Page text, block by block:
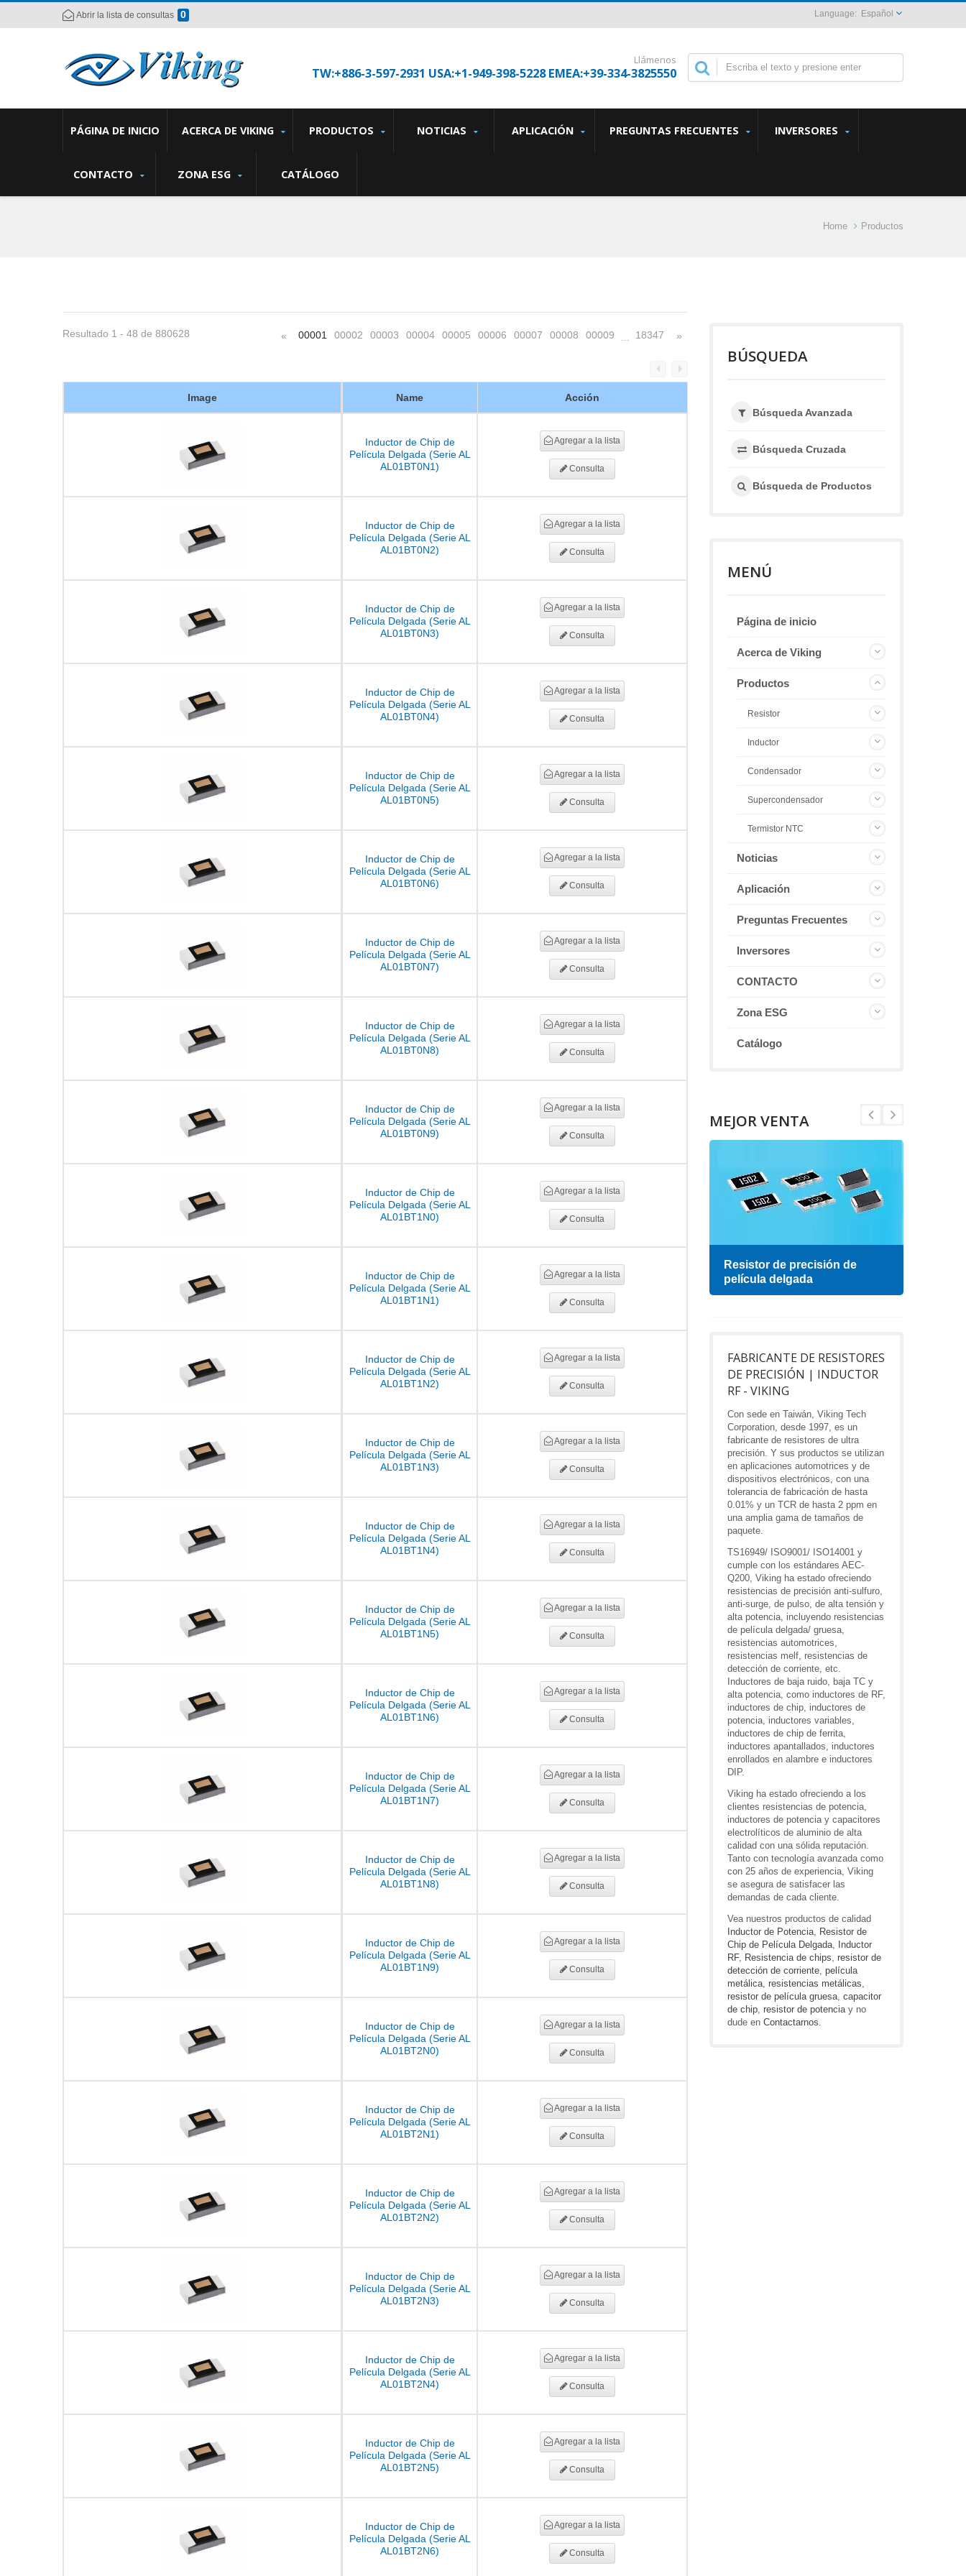
Abrir la lista de consultas 0 Español
Llámenos
TW:+886-3-597-2931 USA:+1-949-398-5228 EMEA:+39-334-3825550
PÁGINA DE INICIO ACERCA DE VIKING PRODUCTOS NOTICIAS APLICACIÓN PREGUNTAS FRECUENTES INVERSORES
CONTACTO ZONA ESG CATÁLOGO
Home Productos
Resultado 1 - 48 de 880628 « 00001 00002 00003 00004 00005 00006 00007 00008 00009 … 18347 »
Image Name Acción
Inductor de Chip de
Película Delgada (Serie AL
AL01BT0N1)
Agregar a la lista
Consulta
Inductor de Chip de
Película Delgada (Serie AL
AL01BT0N2)
Agregar a la lista
Consulta
Inductor de Chip de
Película Delgada (Serie AL
AL01BT0N3)
Agregar a la lista
Consulta
Inductor de Chip de
Película Delgada (Serie AL
AL01BT0N4)
Agregar a la lista
Consulta
Inductor de Chip de
Película Delgada (Serie AL
AL01BT0N5)
Agregar a la lista
Consulta
Inductor de Chip de
Película Delgada (Serie AL
AL01BT0N6)
Agregar a la lista
Consulta
Inductor de Chip de
Película Delgada (Serie AL
AL01BT0N7)
Agregar a la lista
Consulta
Inductor de Chip de
Película Delgada (Serie AL
AL01BT0N8)
Agregar a la lista
Consulta
Inductor de Chip de
Película Delgada (Serie AL
AL01BT0N9)
Agregar a la lista
Consulta
Inductor de Chip de
Película Delgada (Serie AL
AL01BT1N0)
Agregar a la lista
Consulta
Inductor de Chip de
Película Delgada (Serie AL
AL01BT1N1)
Agregar a la lista
Consulta
Inductor de Chip de
Película Delgada (Serie AL
AL01BT1N2)
Agregar a la lista
Consulta
Inductor de Chip de
Película Delgada (Serie AL
AL01BT1N3)
Agregar a la lista
Consulta
Inductor de Chip de
Película Delgada (Serie AL
AL01BT1N4)
Agregar a la lista
Consulta
Inductor de Chip de
Película Delgada (Serie AL
AL01BT1N5)
Agregar a la lista
Consulta
Inductor de Chip de
Película Delgada (Serie AL
AL01BT1N6)
Agregar a la lista
Consulta
Inductor de Chip de
Película Delgada (Serie AL
AL01BT1N7)
Agregar a la lista
Consulta
Inductor de Chip de
Película Delgada (Serie AL
AL01BT1N8)
Agregar a la lista
Consulta
Inductor de Chip de
Película Delgada (Serie AL
AL01BT1N9)
Agregar a la lista
Consulta
Inductor de Chip de
Película Delgada (Serie AL
AL01BT2N0)
Agregar a la lista
Consulta
Inductor de Chip de
Película Delgada (Serie AL
AL01BT2N1)
Agregar a la lista
Consulta
Inductor de Chip de
Película Delgada (Serie AL
AL01BT2N2)
Agregar a la lista
Consulta
Inductor de Chip de
Película Delgada (Serie AL
AL01BT2N3)
Agregar a la lista
Consulta
Inductor de Chip de
Película Delgada (Serie AL
AL01BT2N4)
Agregar a la lista
Consulta
Inductor de Chip de
Película Delgada (Serie AL
AL01BT2N5)
Agregar a la lista
Consulta
Inductor de Chip de
Película Delgada (Serie AL
AL01BT2N6)
Agregar a la lista
Consulta
BÚSQUEDA
Búsqueda Avanzada
Búsqueda Cruzada
Búsqueda de Productos
MENÚ
Página de inicio
Acerca de Viking
Productos
Resistor
Inductor
Condensador
Supercondensador
Termistor NTC
Noticias
Aplicación
Preguntas Frecuentes
Inversores
CONTACTO
Zona ESG
Catálogo
MEJOR VENTA
Resistor de película gruesa
Resistor de precisión de
película delgada
FABRICANTE DE RESISTORES
DE PRECISIÓN | INDUCTOR
RF - VIKING
Con sede en Taiwán, Viking Tech
Corporation, desde 1997, es un
fabricante de resistores de ultra
precisión. Y sus productos se utilizan
en aplicaciones automotrices y de
dispositivos electrónicos, con una
tolerancia de fabricación de hasta
0.01% y un TCR de hasta 2 ppm en
una amplia gama de tamaños de
paquete.
TS16949/ ISO9001/ ISO14001 y
cumple con los estándares AEC-
Q200, Viking ha estado ofreciendo
resistencias de precisión anti-sulfuro,
anti-surge, de pulso, de alta tensión y
alta potencia, incluyendo resistencias
de película delgada/ gruesa,
resistencias automotrices,
resistencias melf, resistencias de
detección de corriente, etc.
Inductores de baja ruido, baja TC y
alta potencia, como inductores de RF,
inductores de chip, inductores de
potencia, inductores variables,
inductores de chip de ferrita,
inductores apantallados, inductores
enrollados en alambre e inductores
DIP.
Viking ha estado ofreciendo a los
clientes resistencias de potencia,
inductores de potencia y capacitores
electrolíticos de aluminio de alta
calidad con una sólida reputación.
Tanto con tecnología avanzada como
con 25 años de experiencia, Viking
se asegura de satisfacer las
demandas de cada cliente.
Vea nuestros productos de calidad
Inductor de Potencia, Resistor de
Chip de Película Delgada,
Inductor
RF, Resistencia de chips, resistor de
detección de corriente, película
metálica, resistencias metálicas,
resistor de película gruesa, capacitor
de chip, resistor de potenciay no
dude en Contactarnos.